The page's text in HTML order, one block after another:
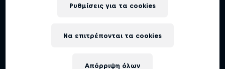
Ρυθμίσεις για τα cookies
Απόρριψη όλων
Να επιτρέπονται τα cookies